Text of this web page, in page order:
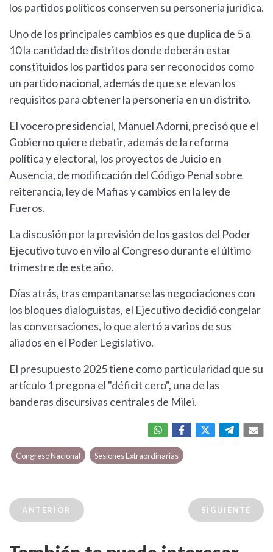
los partidos políticos conserven su personería jurídica.
Uno de los principales cambios es que duplica de 5 a
10 la cantidad de distritos donde deberán estar
constituidos los partidos para ser reconocidos como
un partido nacional, además de que se elevan los
requisitos para obtener la personería en un distrito.
El vocero presidencial, Manuel Adorni, precisó que el
Gobierno quiere debatir, además de la reforma
política y electoral, los proyectos de Juicio en
Ausencia, de modificación del Código Penal sobre
reiterancia, ley de Mafias y cambios en la ley de
Fueros.
La discusión por la previsión de los gastos del Poder
Ejecutivo tuvo en vilo al Congreso durante el último
trimestre de este año.
Días atrás, tras empantanarse las negociaciones con
los bloques dialoguistas, el Ejecutivo decidió congelar
las conversaciones, lo que alertó a varios de sus
aliados en el Poder Legislativo.
El presupuesto 2025 tiene como particularidad que su
artículo 1 pregona el "déficit cero", una de las
banderas discursivas centrales de Milei.
Congreso Nacional Sesiones Extraordinarias
ANTERIOR SIGUIENTE